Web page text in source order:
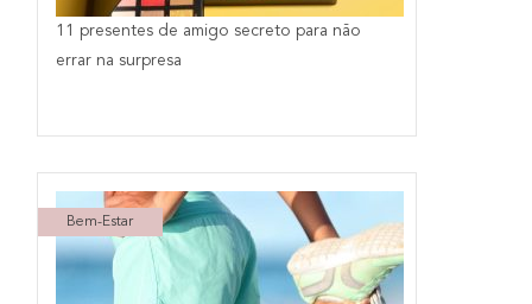
11 presentes de amigo secreto para não
errar na surpresa
Bem-Estar